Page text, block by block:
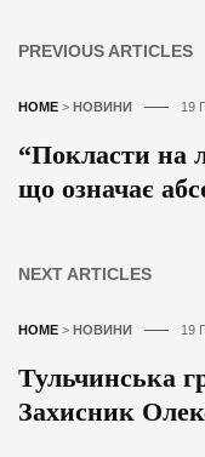
PREVIOUS ARTICLES
HOME > НОВИНИ 19
“Покласти на
що означає
NEXT ARTICLES
HOME > НОВИНИ 19
Тульчинська
Захисник